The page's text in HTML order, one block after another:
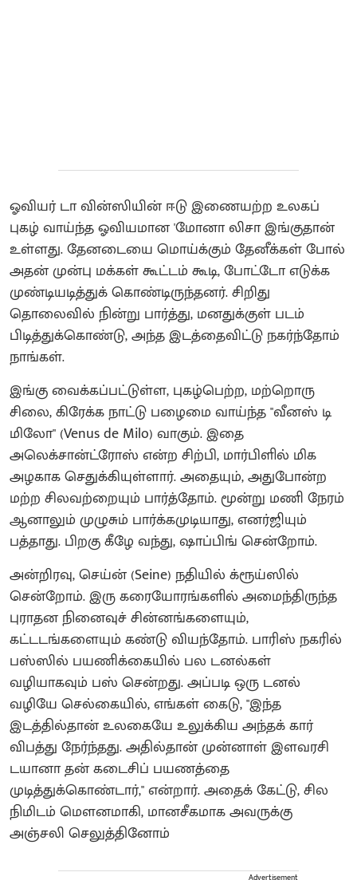
ஓவியர் டா வின்ஸியின் ஈடு இணையற்ற உலகப்
புகழ் வாய்ந்த ஓவியமான 'மோனா லிசா இங்குதான்
உள்ளது. தேனடையை மொய்க்கும் தேனீக்கள் போல்
அதன் முன்பு மக்கள் கூட்டம் கூடி, போட்டோ எடுக்க
முண்டியடித்துக் கொண்டிருந்தனர். சிறிது
தொலைவில் நின்று பார்த்து, மனதுக்குள் படம்
பிடித்துக்கொண்டு, அந்த இடத்தைவிட்டு நகர்ந்தோம்
நாங்கள்.
இங்கு வைக்கப்பட்டுள்ள, புகழ்பெற்ற, மற்றொரு
சிலை, கிரேக்க நாட்டு பழைமை வாய்ந்த "வீனஸ் டி
மிலோ" (Venus de Milo) வாகும். இதை
அலெக்சான்ட்ரோஸ் என்ற சிற்பி, மார்பிளில் மிக
அழகாக செதுக்கியுள்ளார். அதையும், அதுபோன்ற
மற்ற சிலவற்றையும் பார்த்தோம். மூன்று மணி நேரம்
ஆனாலும் முழுசும் பார்க்கமுடியாது, எனர்ஜியும்
பத்தாது. பிறகு கீழே வந்து, ஷாப்பிங் சென்றோம்.
அன்றிரவு, செய்ன் (Seine) நதியில் க்ரூய்ஸில்
சென்றோம். இரு கரையோரங்களில் அமைந்திருந்த
புராதன நினைவுச் சின்னங்களையும்,
கட்டடங்களையும் கண்டு வியந்தோம். பாரிஸ் நகரில்
பஸ்ஸில் பயணிக்கையில் பல டனல்கள்
வழியாகவும் பஸ் சென்றது. அப்படி ஒரு டனல்
வழியே செல்கையில், எங்கள் கைடு, "இந்த
இடத்தில்தான் உலகையே உலுக்கிய அந்தக் கார்
விபத்து நேர்ந்தது. அதில்தான் முன்னாள் இளவரசி
டயானா தன் கடைசிப் பயணத்தை
முடித்துக்கொண்டார்," என்றார். அதைக் கேட்டு, சில
நிமிடம் மெளனமாகி, மானசீகமாக அவருக்கு
அஞ்சலி செலுத்தினோம்
Advertisement